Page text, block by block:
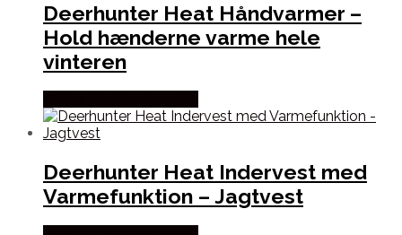
Deerhunter Heat Håndvarmer –
Hold hænderne varme hele
vinteren
Deerhunter Heat Indervest med
Varmefunktion – Jagtvest